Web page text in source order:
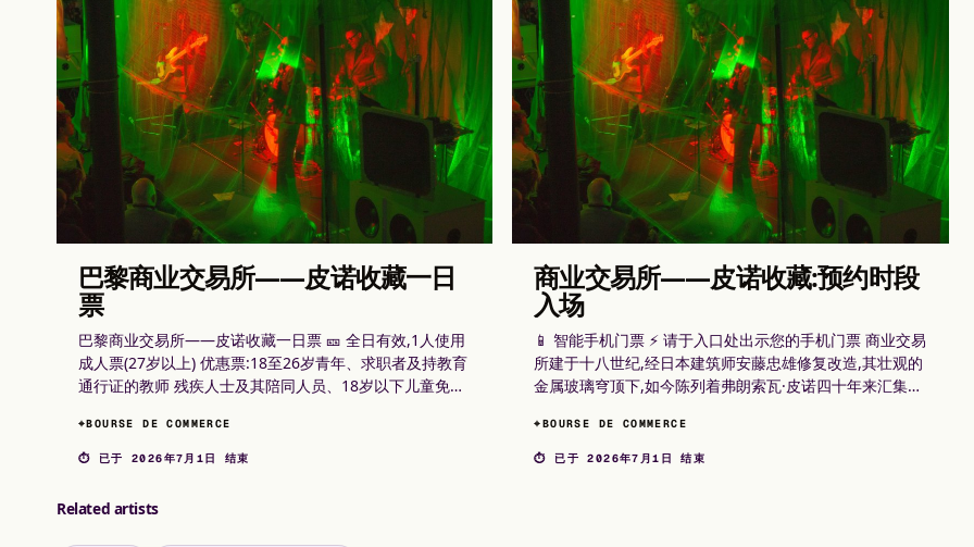
巴黎商业交易所——皮诺收藏一日
票
巴黎商业交易所——皮诺收藏一日票 🎫 全日有效,1人使用
成人票(27岁以上) 优惠票:18至26岁青年、求职者及持教育
通行证的教师 残疾人士及其陪同人员、18岁以下儿童免
⌖BOURSE DE COMMERCE
⏱ 已于 2026年7月1日 结束
商业交易所——皮诺收藏:预约时段
入场
📱 智能手机门票 ⚡ 请于入口处出示您的手机门票 商业交易
所建于十八世纪,经日本建筑师安藤忠雄修复改造,其壮观的
金属玻璃穹顶下,如今陈列着弗朗索瓦·皮诺四十年来汇集的
⌖BOURSE DE COMMERCE
⏱ 已于 2026年7月1日 结束
Related artists